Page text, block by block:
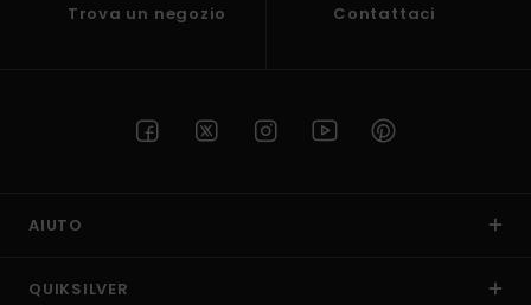
Trova un negozio Contattaci
AIUTO
QUIKSILVER